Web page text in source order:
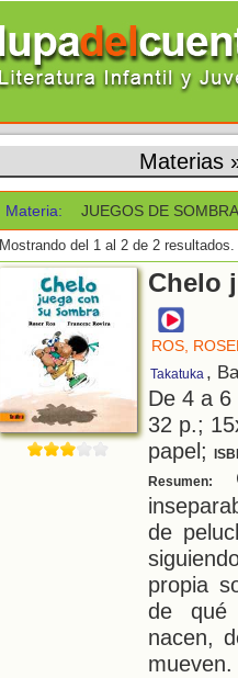
Materias
Materia: JUEGOS DE
Mostrando del 1 al 2 de 2 resultados.
Chelo
ROS,
Takatuka ,
De 4 a
32 p.;
papel;
Resumen:
de
propia
de qué
nacen,